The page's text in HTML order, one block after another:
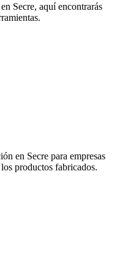
Secre, aquí encontrarás
en Secre para empresas
productos fabricados.